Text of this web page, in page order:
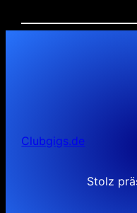
Clubgigs.de
Stolz